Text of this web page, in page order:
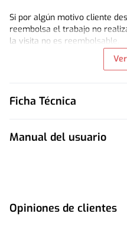
Si por algún motivo cliente
reembolsa el trabajo no
la visita no es reembolsable.
Garantía Conexión será de
Ficha Técnica
Manual del usuario
Opiniones de clientes